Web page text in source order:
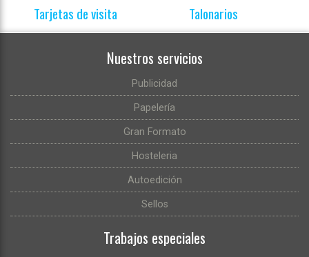
Tarjetas de visita Talonarios
Nuestros servicios
Publicidad
Papelería
Gran Formato
Hosteleria
Autoedición
Sellos
Trabajos especiales